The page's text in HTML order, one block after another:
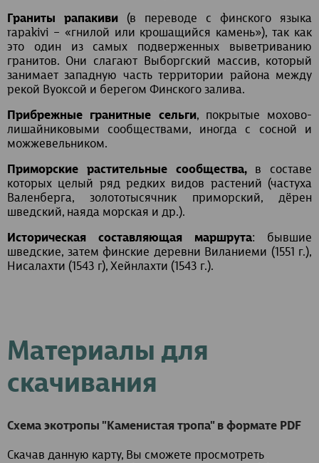
Граниты рапакиви (в переводе с финского языка
rapakivi – «гнилой или крошащийся камень»), так как
это один из самых подверженных выветриванию
гранитов. Они слагают Выборгский массив, который
занимает западную часть территории района между
рекой Вуоксой и берегом Финского залива.
Прибрежные гранитные сельги, покрытые мохово-
лишайниковыми сообществами, иногда с сосной и
можжевельником.
Приморские растительные сообщества, в составе
которых целый ряд редких видов растений (частуха
Валенберга, золототысячник приморский, дёрен
шведский, наяда морская и др.).
Историческая составляющая маршрута: бывшие
шведские, затем финские деревни Виланиеми (1551 г.),
Нисалахти (1543 г), Хейнлахти (1543 г.).
Материалы для
скачивания
Схема экотропы "Каменистая тропа" в формате PDF
Скачав данную карту, Вы сможете просмотреть